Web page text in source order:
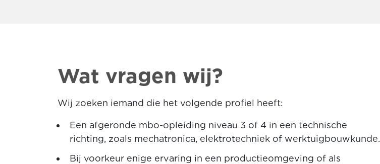
Wat vragen wij?
Wij zoeken iemand die het volgende profiel heeft:
Een afgeronde mbo-opleiding niveau 3 of 4 in een technische
richting, zoals mechatronica, elektrotechniek of werktuigbouwkunde.
Bij voorkeur enige ervaring in een productieomgeving of als